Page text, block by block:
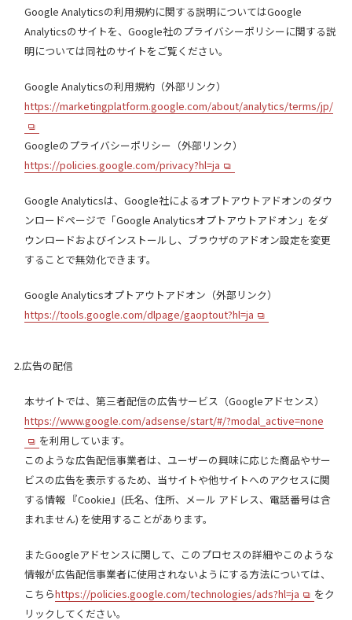
Google Analyticsの利用規約に関する説明についてはGoogle
Analyticsのサイトを、Google社のプライバシーポリシーに関する説
明については同社のサイトをご覧ください。
Google Analyticsの利用規約（外部リンク）
https://marketingplatform.google.com/about/analytics/terms/jp/
Googleのプライバシーポリシー（外部リンク）
https://policies.google.com/privacy?hl=ja
Google Analyticsは、Google社によるオプトアウトアドオンのダウ
ンロードページで「Google Analyticsオプトアウトアドオン」をダ
ウンロードおよびインストールし、ブラウザのアドオン設定を変更
することで無効化できます。
Google Analyticsオプトアウトアドオン（外部リンク）
https://tools.google.com/dlpage/gaoptout?hl=ja
2.広告の配信
本サイトでは、第三者配信の広告サービス（Googleアドセンス）
https://www.google.com/adsense/start/#/?modal_active=none
を利用しています。
このような広告配信事業者は、ユーザーの興味に応じた商品やサー
ビスの広告を表示するため、当サイトや他サイトへのアクセスに関
する情報 『Cookie』(氏名、住所、メール アドレス、電話番号は含
まれません) を使用することがあります。
またGoogleアドセンスに関して、このプロセスの詳細やこのような
情報が広告配信事業者に使用されないようにする方法については、
こちらhttps://policies.google.com/technologies/ads?hl=ja
をク
リックしてください。